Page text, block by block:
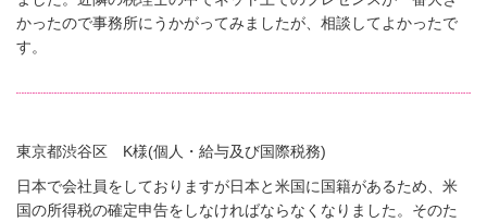
かったので事務所にうかがってみましたが、相談してよかったで
す。
東京都渋谷区 K様(個人・給与及び国際税務)
日本で会社員をしておりますが日本と米国に国籍があるため、米
国の所得税の確定申告をしなければならなくなりました。そのた